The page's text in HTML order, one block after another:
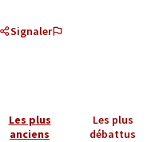
Signaler
Les plus
anciens
Les plus
débattus